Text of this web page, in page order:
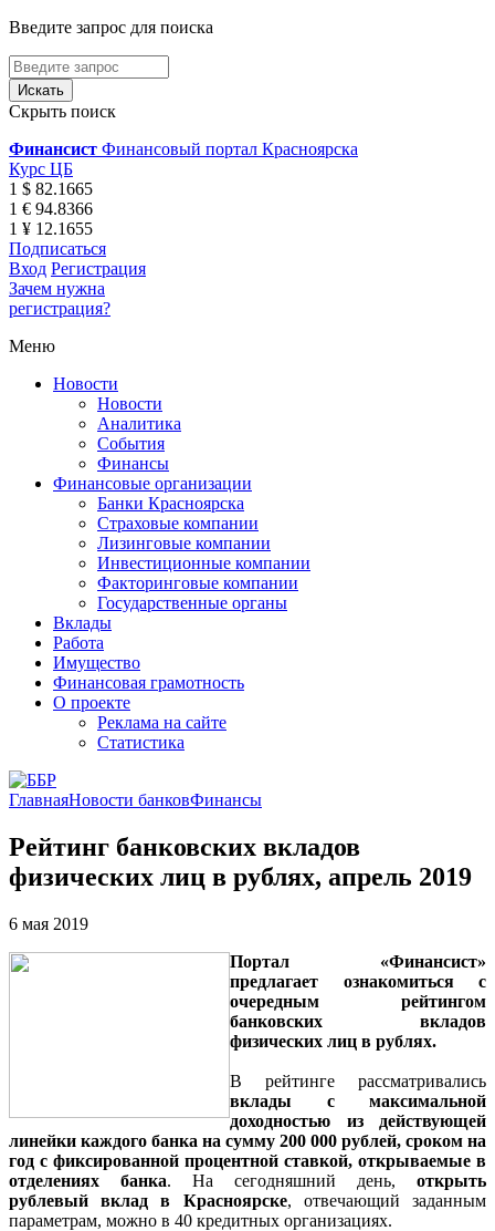
Введите запрос для поиска
Скрыть поиск
Финансист Финансовый портал Красноярска
Курс ЦБ
1 $ 82.1665
1 € 94.8366
1 ¥ 12.1655
Подписаться
Вход Регистрация
Зачем нужна
регистрация?
Меню
Новости
Новости
Аналитика
События
Финансы
Финансовые организации
Банки Красноярска
Страховые компании
Лизинговые компании
Инвестиционные компании
Факторинговые компании
Государственные органы
Вклады
Работа
Имущество
Финансовая грамотность
О проекте
Реклама на сайте
Статистика
ГлавнаяНовости банковФинансы
Рейтинг банковских вкладов
физических лиц в рублях, апрель 2019
6 мая 2019
Портал «Финансист»
предлагает ознакомиться с
очередным рейтингом
банковских вкладов
физических лиц в рублях.
В рейтинге рассматривались
вклады с максимальной
доходностью из действующей
линейки каждого банка на сумму 200 000 рублей, сроком на
год с фиксированной процентной ставкой, открываемые в
отделениях банка. На сегодняшний день, открыть
рублевый вклад в Красноярске, отвечающий заданным
параметрам, можно в 40 кредитных организациях.